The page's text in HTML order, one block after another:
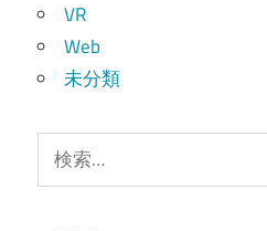
VR
Web
未分類
索: